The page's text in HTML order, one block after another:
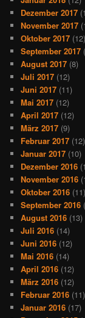
Dezember 2017
November 2017
Oktober 2017 (12)
September 2017
August 2017 (8)
Juli 2017 (12)
Juni 2017 (11)
Mai 2017 (12)
April 2017 (12)
März 2017 (9)
Februar 2017 (12)
Januar 2017 (10)
Dezember 2016
November 2016
Oktober 2016 (11)
September 2016
August 2016 (13)
Juli 2016 (14)
Juni 2016 (12)
Mai 2016 (14)
April 2016 (12)
März 2016 (12)
Februar 2016 (11)
Januar 2016 (17)